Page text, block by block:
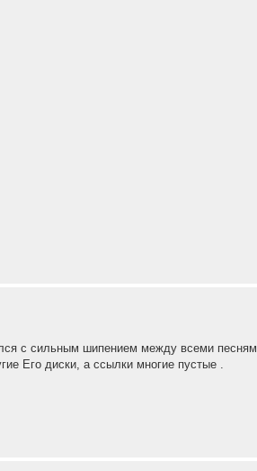
с сильным шипением между всеми
Его диски, а ссылки многие пустые .